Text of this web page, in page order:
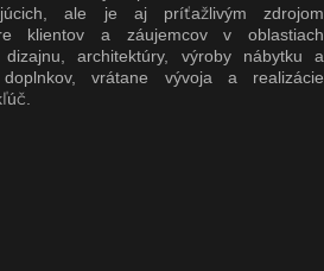
ale je aj príťažlivým zdrojom
klientov a záujemcov v oblastiach
dizajnu, architektúry, výroby nábytku a
doplnkov, vrátane vývoja a realizácie